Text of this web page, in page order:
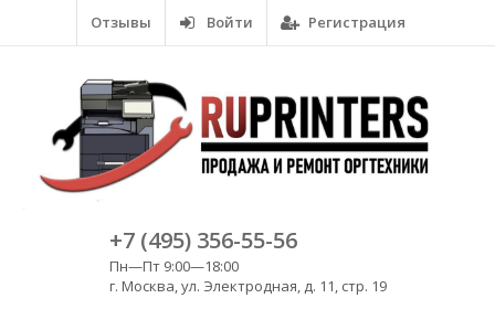
Отзывы Войти Регистрация
+7 (495) 356-55-56
Пн—Пт 9:00—18:00
г. Москва, ул. Электродная, д. 11, стр. 19